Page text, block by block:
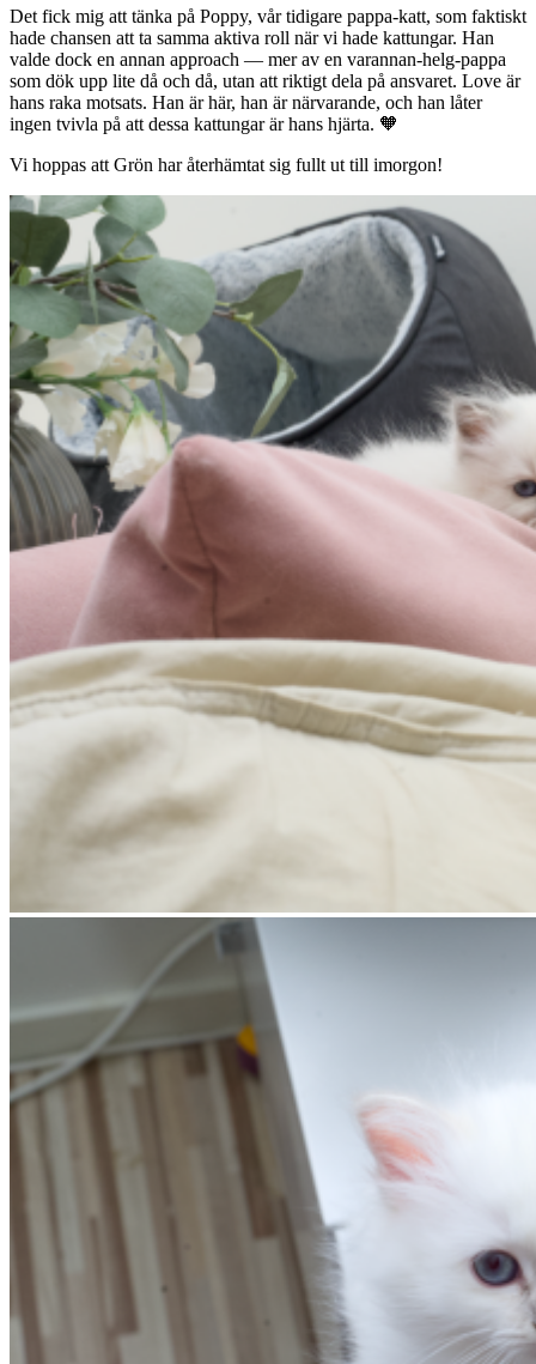
Det fick mig att tänka på Poppy, vår tidigare pappa-katt, som faktiskt
hade chansen att ta samma aktiva roll när vi hade kattungar. Han
valde dock en annan approach — mer av en varannan-helg-pappa
som dök upp lite då och då, utan att riktigt dela på ansvaret. Love är
hans raka motsats. Han är här, han är närvarande, och han låter
ingen tvivla på att dessa kattungar är hans hjärta. 🧡
Vi hoppas att Grön har återhämtat sig fullt ut till imorgon!